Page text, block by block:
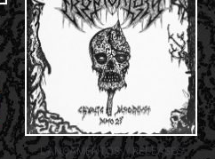
LANÇAMENTOS // RELEASES